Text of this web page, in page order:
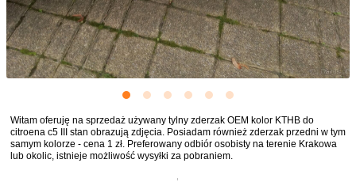
Witam oferuję na sprzedaż używany tylny zderzak OEM kolor KTHB do
citroena c5 III stan obrazują zdjęcia. Posiadam również zderzak przedni w tym
samym kolorze - cena 1 zł. Preferowany odbiór osobisty na terenie Krakowa
lub okolic, istnieje możliwość wysyłki za pobraniem.